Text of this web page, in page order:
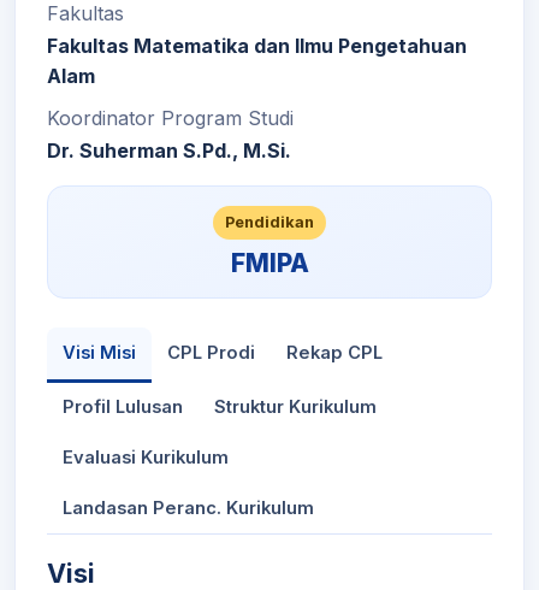
Fakultas
Fakultas Matematika dan Ilmu Pengetahuan
Alam
Koordinator Program Studi
Dr. Suherman S.Pd., M.Si.
Pendidikan
FMIPA
Visi Misi CPL Prodi Rekap CPL
Profil Lulusan Struktur Kurikulum
Evaluasi Kurikulum
Landasan Peranc. Kurikulum
Visi